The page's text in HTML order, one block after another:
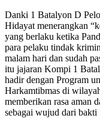
Danki 1 Batalyon D
Hidayat menerangkan
yang berlaku ketika
para pelaku tindak
malam hari dan sudah
itu jajaran Kompi 1
hadir dengan Program
Harkamtibmas di
memberikan rasa aman
sebagai wujud dari bakti